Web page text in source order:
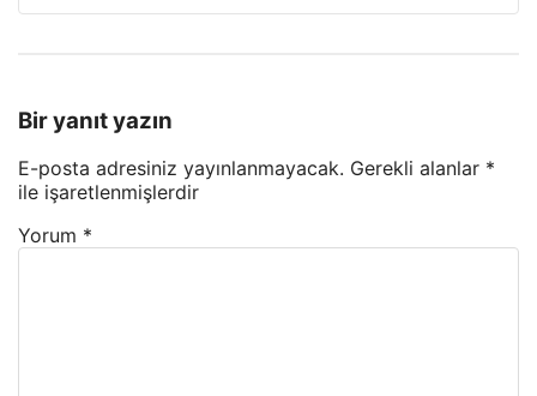
Bir yanıt yazın
E-posta adresiniz yayınlanmayacak. Gerekli alanlar *
ile işaretlenmişlerdir
Yorum *